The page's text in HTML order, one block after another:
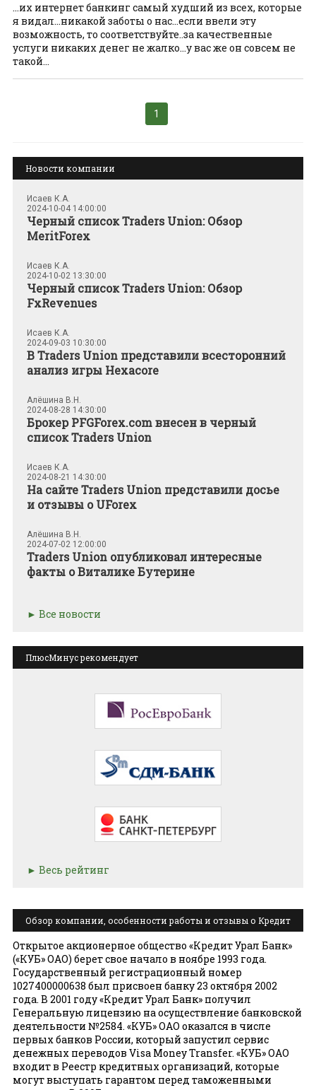
...их интернет банкинг самый худший из всех, которые
я видал...никакой заботы о нас...если ввели эту
возможность, то соответствуйте..за качественные
услуги никаких денег не жалко...у вас же он совсем не
такой...
1
Новости компании
Исаев К.А.
2024-10-04 14:00:00
Черный список Traders Union: Обзор
MeritForex
Исаев К.А.
2024-10-02 13:30:00
Черный список Traders Union: Обзор
FxRevenues
Исаев К.А.
2024-09-03 10:30:00
В Traders Union представили всесторонний
анализ игры Hexacore
Алёшина В.Н.
2024-08-28 14:30:00
Брокер PFGForex.com внесен в черный
список Traders Union
Исаев К.А.
2024-08-21 14:30:00
На сайте Traders Union представили досье
и oтзывы о UForex
Алёшина В.Н.
2024-07-02 12:00:00
Traders Union опубликовал интересные
факты о Виталике Бутерине
Все новости
ПлюсМинус рекомендует
Весь рейтинг
Обзор компании, особенности работы и отзывы о Кредит
Урал Банк
Открытое акционерное общество «Кредит Урал Банк»
(«КУБ» ОАО) берет свое начало в ноябре 1993 года.
Государственный регистрационный номер
1027400000638 был присвоен банку 23 октября 2002
года. В 2001 году «Кредит Урал Банк» получил
Генеральную лицензию на осуществление банковской
деятельности №2584. «КУБ» ОАО оказался в числе
первых банков России, который запустил сервис
денежных переводов Visa Money Transfer. «КУБ» ОАО
входит в Реестр кредитных организаций, которые
могут выступать гарантом перед таможенными